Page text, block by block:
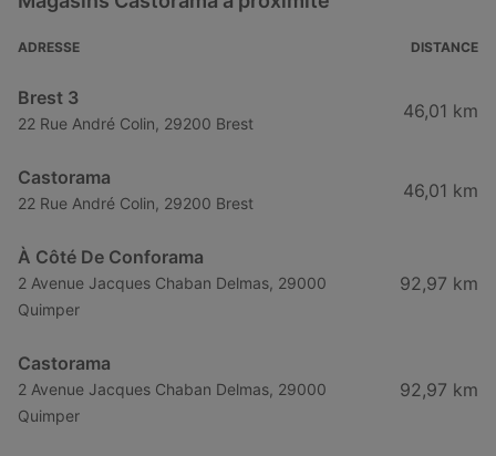
ADRESSE DISTANCE
Brest 3
22 Rue André Colin, 29200 Brest
46,01 km
Castorama
22 Rue André Colin, 29200 Brest
46,01 km
À Côté De Conforama
2 Avenue Jacques Chaban Delmas, 29000
Quimper
92,97 km
Castorama
2 Avenue Jacques Chaban Delmas, 29000
Quimper
92,97 km